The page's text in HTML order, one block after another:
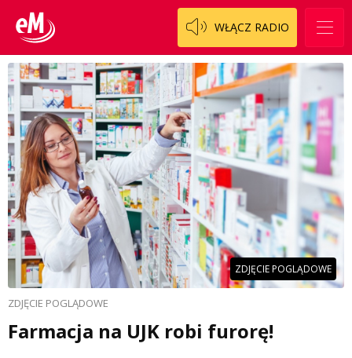
WŁĄCZ RADIO
ZDJĘCIE POGLĄDOWE
ZDJĘCIE POGLĄDOWE
Farmacja na UJK robi furorę!